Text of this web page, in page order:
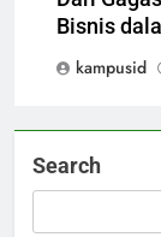
Bisnis
kampusid
Search